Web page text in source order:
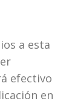
a esta
efectivo
en